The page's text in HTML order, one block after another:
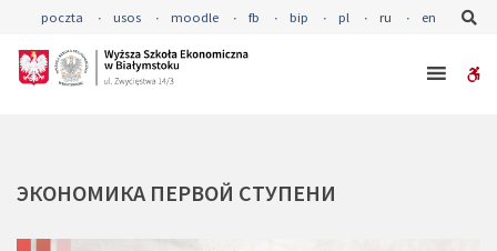
ЭКОНОМИЧЕСКАЯ
ШКОЛА
poczta usos moodle fb bip pl ru en
ЭКОНОМИКА ПЕРВОЙ СТУПЕНИ